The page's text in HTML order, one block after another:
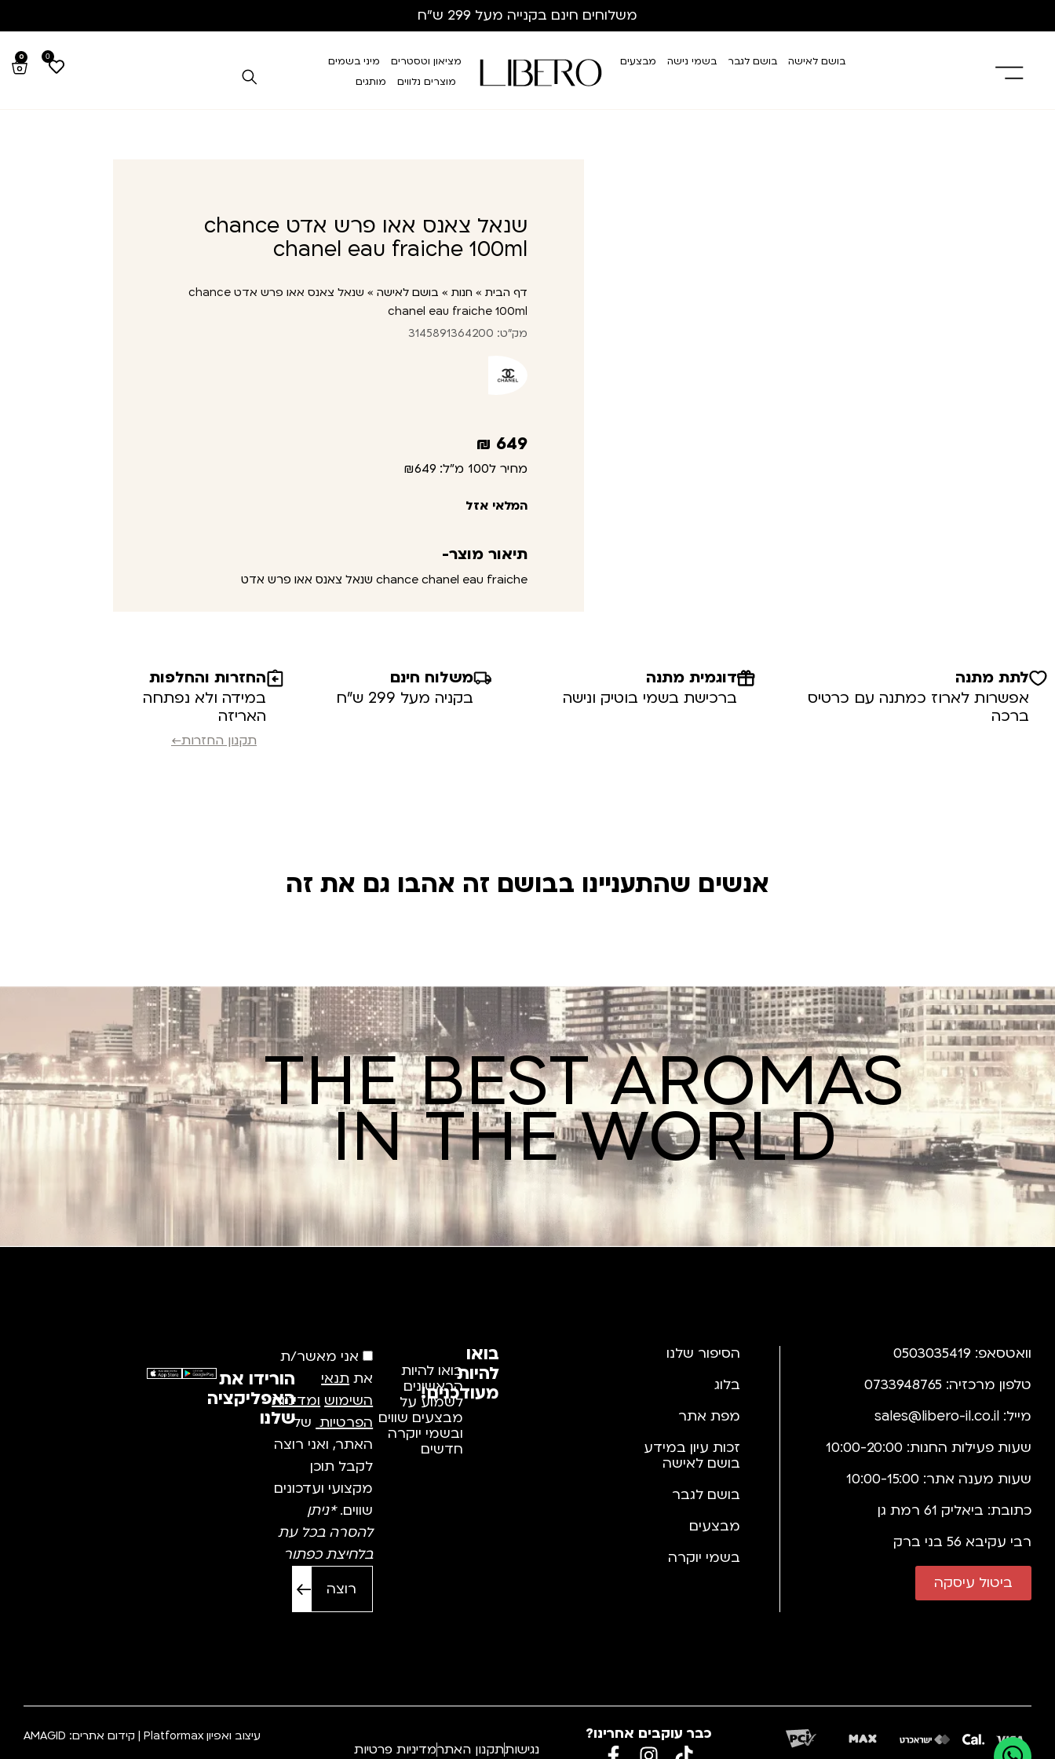
משלוחים חינם בקנייה מעל 299 ש”ח
בושם לאישה בושם לגבר בשמי נישה מבצעים מציאון וטסטרים
מיני בשמים
מוצרים נלווים
מותגים
0
0
שנאל צאנס אאו פרש אדט chance
chanel eau fraiche 100ml
דף הבית » חנות » בושם לאישה »
שנאל צאנס אאו פרש אדט chance
chanel eau fraiche 100ml
מק"ט: 3145891364200
649
₪
מחיר ל100 מ"ל: ₪649
המלאי אזל
תיאור מוצר-
chance chanel eau fraiche שנאל צאנס אאו פרש אדט
לתת מתנה
אפשרות לארוז כמתנה עם כרטיס
ברכה
דוגמית מתנה
ברכישת בשמי בוטיק ונישה
משלוח חינם
בקניה מעל 299 ש”ח
החזרות והחלפות
במידה ולא נפתחה
האריזה
תקנון החזרות←
אנשים שהתעניינו בבושם זה אהבו גם את זה
THE BEST AROMAS
IN THE WORLD
וואטסאפ: 0503035419
טלפון מרכזיה: 0733948765
מייל: sales@libero-il.co.il
שעות פעילות החנות: 10:00-20:00
שעות מענה אתר: 10:00-15:00
כתובת: ביאליק 61 רמת גן
רבי עקיבא 56 בני ברק
ביטול עיסקה
הסיפור שלנו
בלוג
מפת אתר
זכות עיון במידע
בושם לאישה
בושם לגבר
מבצעים
בשמי יוקרה
בואו
להיות
מעודכנים!
בואו להיות
הראשונים
לשמוע על
מבצעים שווים
ובשמי יוקרה
חדשים
אני מאשר/ת
אתתנאי
השימוש ומדיניות
הפרטיות של
האתר, ואני רוצה
לקבל תוכן
מקצועי ועדכונים
שווים.*ניתן
להסרה בכל עת
בלחיצת כפתור
הורידו את
האפליקציה
שלנו
כבר עוקבים אחרינו?
נגישותתקנון האתרמדיניות פרטיות
עיצוב ואפיוןPlatformax | קידום אתרים: AMAGID